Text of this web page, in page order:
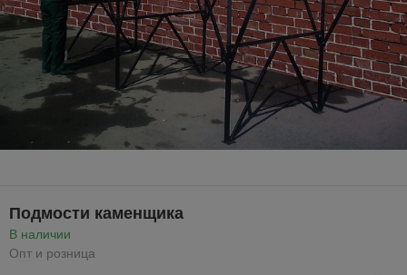
Подмости каменщика
В наличии
Опт и розница